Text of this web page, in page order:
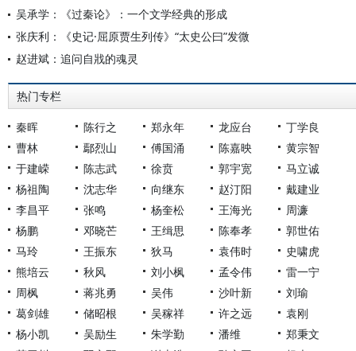
吴承学：《过秦论》：一个文学经典的形成
张庆利：《史记·屈原贾生列传》“太史公曰”发微
赵进斌：追问自戕的魂灵
热门专栏
秦晖 陈行之 郑永年 龙应台
丁学良
曹林
鄢烈山 傅国涌 陈嘉映
黄宗智
于建嵘
陈志武 徐贲 郭宇宽
马立诚
杨祖陶
沈志华 向继东 赵汀阳
戴建业
李昌平
张鸣 杨奎松 王海光
周濂
杨鹏
邓晓芒 王缉思 陈奉孝
郭世佑
马玲
王振东 狄马 袁伟时
史啸虎
熊培云
秋风 刘小枫 孟令伟
雷一宁
周枫
蒋兆勇 吴伟 沙叶新
刘瑜
葛剑雄
储昭根 吴稼祥 许之远
袁刚
杨小凯
吴励生 朱学勤 潘维
郑秉文